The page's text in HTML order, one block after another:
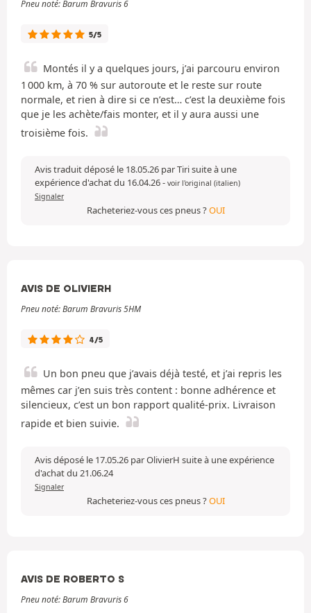
Pneu noté: Barum Bravuris 6
5/5
Montés il y a quelques jours, j’ai parcouru environ
1 000 km, à 70 % sur autoroute et le reste sur route
normale, et rien à dire si ce n’est… c’est la deuxième fois
que je les achète/fais monter, et il y aura aussi une
troisième fois.
Avis traduit déposé le 18.05.26 par Tiri suite à une
expérience d'achat du 16.04.26- voir l'original (italien)
Signaler
Racheteriez-vous ces pneus ?OUI
AVIS DE OLIVIERH
Pneu noté: Barum Bravuris 5HM
4/5
Un bon pneu que j’avais déjà testé, et j’ai repris les
mêmes car j’en suis très content : bonne adhérence et
silencieux, c’est un bon rapport qualité-prix. Livraison
rapide et bien suivie.
Avis déposé le 17.05.26 par OlivierH suite à une expérience
d'achat du 21.06.24
Signaler
Racheteriez-vous ces pneus ?OUI
AVIS DE ROBERTO S
Pneu noté: Barum Bravuris 6